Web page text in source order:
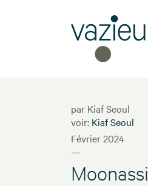
par Kiaf Seoul
voir: Kiaf Seoul
Février 2024
—
Moonassi